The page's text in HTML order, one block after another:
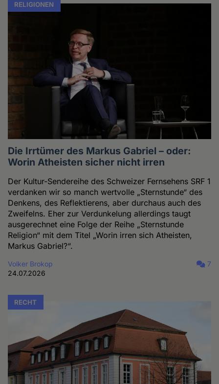
RELIGIONEN
Die Irrtümer des Markus Gabriel – oder:
Worin Atheisten sicher nicht irren
Der Kultur-Sendereihe des Schweizer Fernsehens SRF 1
verdanken wir so manch wertvolle „Sternstunde“ des
Denkens, des Reflektierens, aber durchaus auch des
Zweifelns. Eher zur Verdunkelung allerdings taugt
ausgerechnet eine Folge der Reihe „Sternstunde
Religion“ mit dem Titel „Worin irren sich Atheisten,
Markus Gabriel?“.
Volker Brokop
24.07.2026
7
RECHT